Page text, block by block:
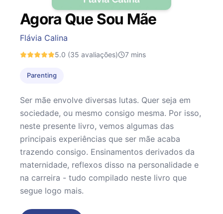
Agora Que Sou Mãe
Flávia Calina
5.0 (35 avaliações) 7 mins
Parenting
Ser mãe envolve diversas lutas. Quer seja em
sociedade, ou mesmo consigo mesma. Por isso,
neste presente livro, vemos algumas das
principais experiências que ser mãe acaba
trazendo consigo. Ensinamentos derivados da
maternidade, reflexos disso na personalidade e
na carreira - tudo compilado neste livro que
segue logo mais.